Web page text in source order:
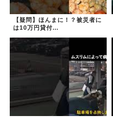
【疑問】ほんまに！？被災者に
は10万円貸付...